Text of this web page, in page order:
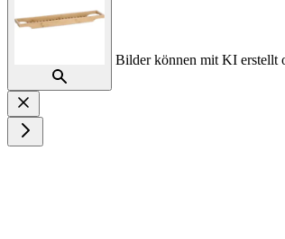
Bilder können mit KI erstellt